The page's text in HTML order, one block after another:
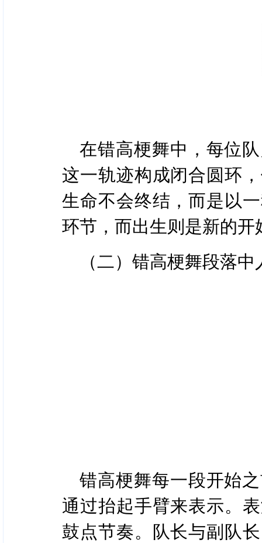
在错高梗舞中，每位
这一轨迹构成闭合圆环
生命不会终结，而是以
环节，而出生则是新的开
（二）错高梗舞段落
错高梗舞每一段开始
通过抬起手臂来表示。
鼓点节奏。队长与副队